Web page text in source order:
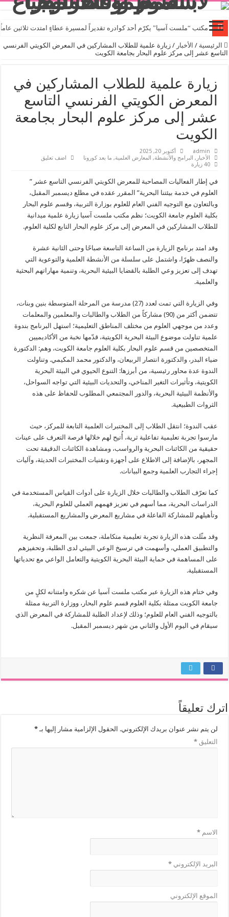
مكتب “ملست آسيا” يكرّم أحد كوادره تقديراً لمسيرة عطاءٍ امتدت ثلاثين عاماً
الرئيسية / الأخبار / زيارة علمية للطلاب المشاركين في المعرض الكويتي الفرنسي
التاسع عشر إلى مركز علوم البحار بجامعة الكويت
زيارة علمية للطلاب المشاركين في
المعرض الكويتي الفرنسي التاسع
عشر إلى مركز علوم البحار بجامعة
الكويت
admin
أكتوبر 20, 2025
الأخبار , البرامج والأنشطة, المعارض العلمية, ما بعد كورونا
اضف تعليق
40 زيارة
في إطار الفعاليات المصاحبة للمعرض الكويتي الفرنسي التاسع عشر ”
العلوم في خدمة بيئتنا البحرية” المقرر عقده في مطلع ديسمبر المقبل،
وبالتعاون مع التوجيه الفني العام للعلوم بوزارة التربية، وقسم علوم البحار
بكلية العلوم جامعة الكويت؛ نظم مكتب ملست آسيا زيارة علمية ميدانية
للطلاب المشاركين في المعرض إلى مركز علوم البحار التابع لكلية العلوم.
وقد امتد برنامج الزيارة من الساعة التاسعة صباحًا وحتى الثانية عشرة
والنصف ظهرًا، واشتمل على سلسلة من الأنشطة العلمية والتوعوية التي
تهدف إلى تعزيز وعي الطلبة بالقضايا البيئية البحرية، وتنمية مهاراتهم البحثية
والعلمية.
وفي الزيارة التي تمت لعدد (27) مدرسة من المرحلة المتوسطة بنين وبنات،
تتضمن أكثر من (90) مشاركاً من الطلاب والطالبات والمعلمين والمعلمات
وعدد من موجهي العلوم من مختلف المناطق التعليمية؛ استهل البرنامج بندوة
علمية تناولت موضوع البيئة البحرية الكويتية، قدّمها نخبة من الأكاديميين
المتخصصين من قسم علوم البحار بكلية العلوم جامعة الكويت، وهم: الدكتورة
ضياء البدر، والدكتورة انتصار الربيعان، والدكتور محمد المكيمي. وتناولت
الندوة عدة محاور رئيسية، من أبرزها: التنوع الحيوي في البيئة البحرية
الكويتية، وتأثيرات التغير المناخي، والتحديات البيئية التي تواجه السواحل،
والأنظمة البيئية البحرية، والدور المجتمعي المطلوب للحفاظ على هذه
الثروات الطبيعية.
عقب الندوة؛ انتقل الطلاب إلى المختبرات العلمية التابعة للمركز، حيث
مارسوا تجربة تعليمية تفاعلية ثرية، أُتيح لهم خلالها فرصة التعرف على عينات
حقيقية من الكائنات البحرية والرواسب، ومشاهدة الكائنات الدقيقة تحت
المجهر، بالإضافة إلى الاطلاع على أجهزة وتقنيات المختبرات الحديثة، وآليات
إجراء التجارب العلمية وجمع البيانات.
كما تعرّف الطلاب والطالبات خلال الزيارة على أدوات القياس المستخدمة في
الدراسات البحرية، مما أسهم في تعزيز فهمهم العملي للعلوم البحرية،
وتأهيلهم للمشاركة الفاعلة في مشاريع المعرض والمشاريع المستقبلية.
وقد مثّلت هذه الزيارة تجربة تعليمية متكاملة، جمعت بين المعرفة النظرية
والتطبيق العملي، وأسهمت في ترسيخ الوعي البيئي لدى الطلبة، وتحفيزهم
على المساهمة في حماية البيئة البحرية الكويتية والتعامل الواعي مع تحدياتها
المستقبلية.
وفي ختام هذه الزيارة عبر مكتب ملست آسيا عن شكره وامتنانه لكلٍ من
جامعة الكويت ممثلة بكلية العلوم قسم علوم البحار، ووزارة التربية ممثلة
بالتوجيه الفني العام للعلوم؛ وذلك لإعداد الطلبة للمشاركة في المعرض الذي
سيقام في اليوم الأول والثاني من شهر ديسمبر المقبل.
اترك تعليقاً
لن يتم نشر عنوان بريدك الإلكتروني. الحقول الإلزامية مشار إليها بـ*
التعليق*
الاسم*
البريد الإلكتروني*
الموقع الإلكتروني